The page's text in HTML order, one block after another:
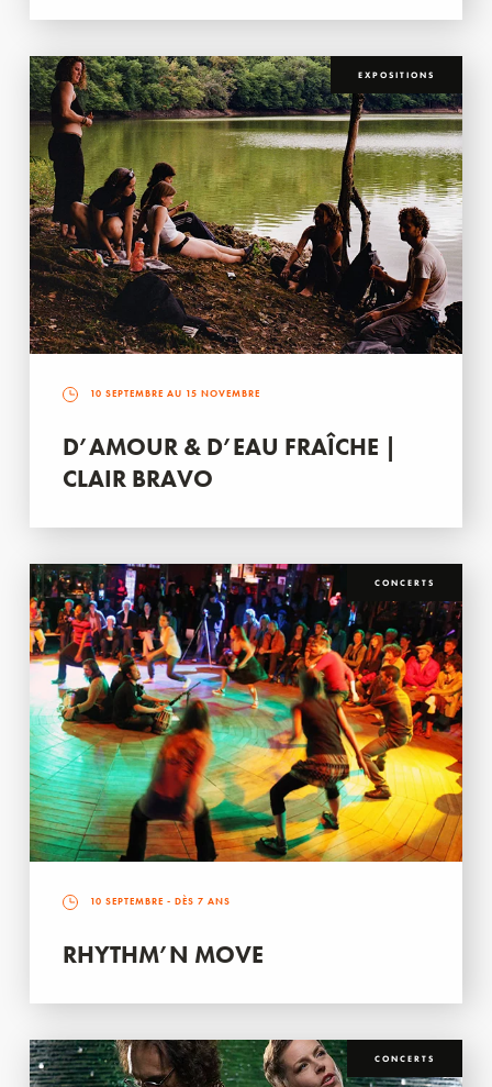
EXPOSITIONS
10 SEPTEMBRE AU 15 NOVEMBRE
D’AMOUR & D’EAU FRAÎCHE |
CLAIR BRAVO
CONCERTS
10 SEPTEMBRE - DÈS 7 ANS
RHYTHM’N MOVE
CONCERTS